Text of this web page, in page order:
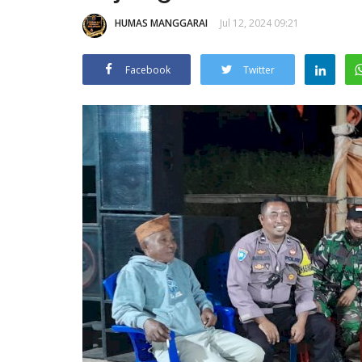
HUMAS MANGGARAI Jul 12, 2024 09:21
Facebook Twitter